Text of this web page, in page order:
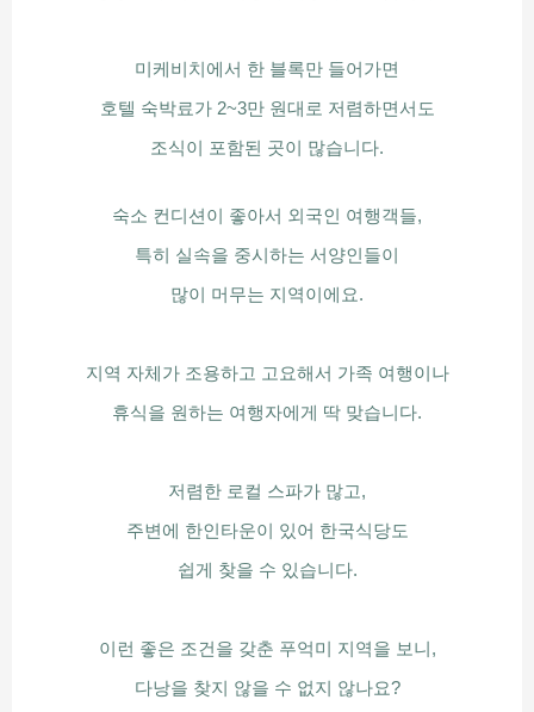
미케비치에서 한 블록만 들어가면
호텔 숙박료가 2~3만 원대로 저렴하면서도
조식이 포함된 곳이 많습니다.
숙소 컨디션이 좋아서 외국인 여행객들,
특히 실속을 중시하는 서양인들이
많이 머무는 지역이에요.
지역 자체가 조용하고 고요해서 가족 여행이나
휴식을 원하는 여행자에게 딱 맞습니다.
저렴한 로컬 스파가 많고,
주변에 한인타운이 있어 한국식당도
쉽게 찾을 수 있습니다.
이런 좋은 조건을 갖춘 푸억미 지역을 보니,
다낭을 찾지 않을 수 없지 않나요?